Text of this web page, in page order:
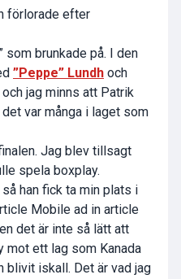
förlorade efter
som brunkade på. I den
”Peppe” Lundh och
jag minns att Patrik
var många i laget som
Jag blev tillsagt
spela boxplay.
han fick ta min plats i
Mobile ad in article
det är inte så lätt att
mot ett lag som Kanada
blivit iskall. Det är vad jag